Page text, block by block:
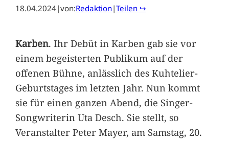
18.04.2024|von:Redaktion|Teilen ↪
Karben. Ihr Debüt in Karben gab sie vor
einem begeisterten Publikum auf der
offenen Bühne, anlässlich des Kuhtelier-
Geburtstages im letzten Jahr. Nun kommt
sie für einen ganzen Abend, die Singer-
Songwriterin Uta Desch. Sie stellt, so
Veranstalter Peter Mayer, am Samstag, 20.